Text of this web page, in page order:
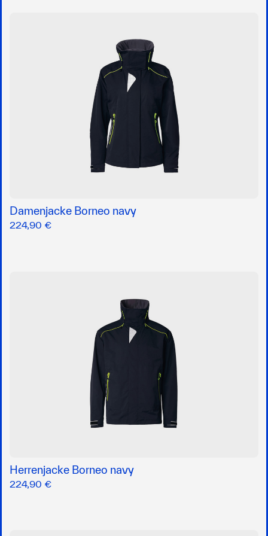
Damenjacke Borneo navy
224,90 €
Herrenjacke Borneo navy
224,90 €